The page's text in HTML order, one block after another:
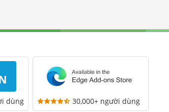
dùng 30,000+ người dùng